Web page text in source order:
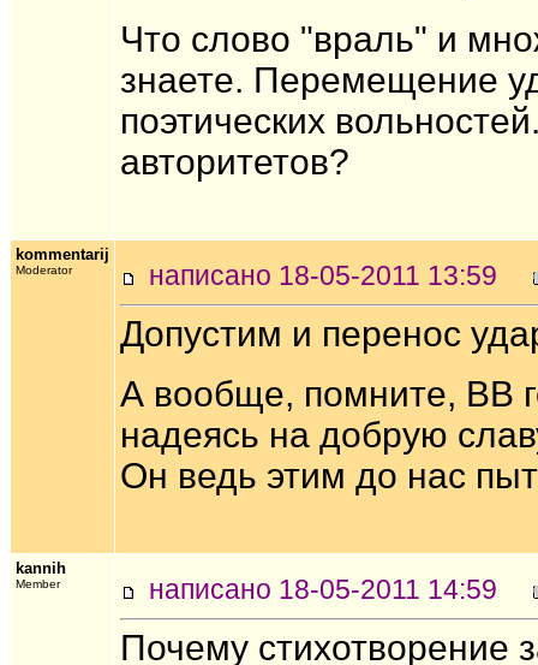
Что слово "враль" и
знаете. Перемещение
поэтических
авторитетов?
kommentarij
Moderator написано 18-05-2011 13:59
Допустим и перенос
А вообще, помните, ВВ
надеясь на добрую
Он ведь этим до нас
kannih
Member написано 18-05-2011 14:59
Почему стихотворение